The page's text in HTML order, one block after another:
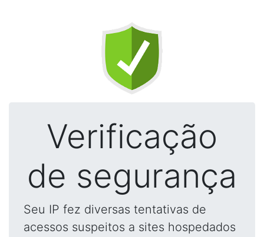
Verificação
de segurança
Seu IP fez diversas tentativas de
acessos suspeitos a sites hospedados